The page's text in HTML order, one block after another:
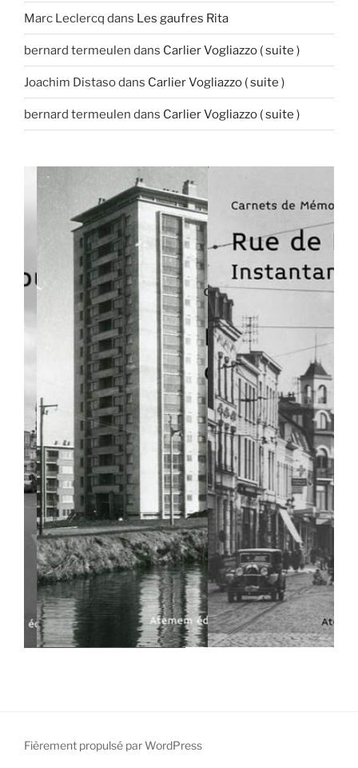
Marc Leclercq dans Les gaufres Rita
bernard termeulen dans Carlier Vogliazzo ( suite )
Joachim Distasodans Carlier Vogliazzo ( suite )
bernard termeulen dans Carlier Vogliazzo ( suite )
Fièrement propulsé par WordPress